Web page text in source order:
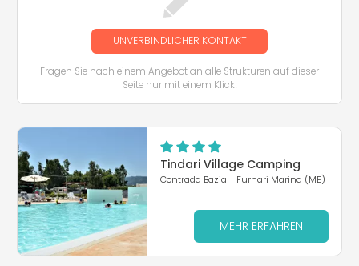
UNVERBINDLICHER KONTAKT
Fragen Sie nach einem Angebot an alle Strukturen auf dieser
Seite nur mit einem Klick!
Tindari Village Camping
Contrada Bazia - Furnari Marina (ME)
MEHR ERFAHREN